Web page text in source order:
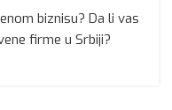
biznisu? Da li vas
firme u Srbiji?